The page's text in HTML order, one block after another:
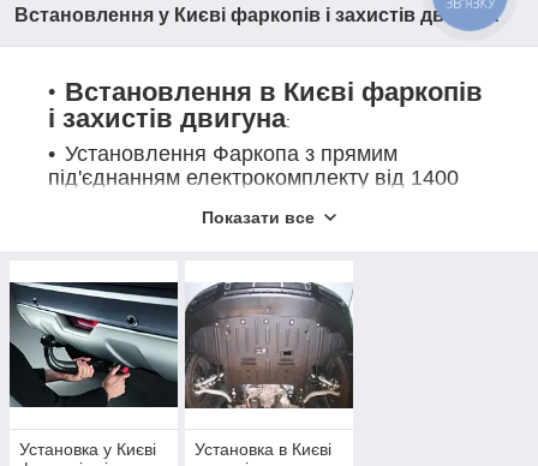
Встановлення у Києві фаркопів і захистів двигуна
Встановлення в Києві фаркопів
і захистів двигуна:
Установлення Фаркопа з прямим
під'єднанням електрокомплекту від 1400
від 1600 грн;
Встановлення захисту двигуна від 300
грн (залежно від складності).
Показати все
Установка у Києві
Установка в Києві